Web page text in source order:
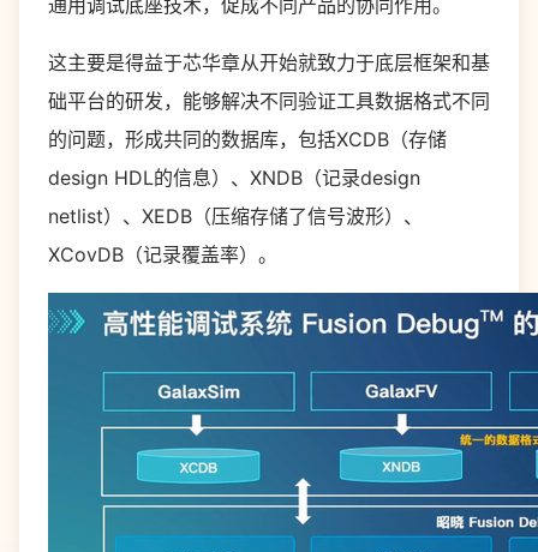
通用调试底座技术，促成不同产品的协同作用。
这主要是得益于芯华章从开始就致力于底层框架和基
础平台的研发，能够解决不同验证工具数据格式不同
的问题，形成共同的数据库，包括XCDB（存储
design HDL的信息）、XNDB（记录design
netlist）、XEDB（压缩存储了信号波形）、
XCovDB（记录覆盖率）。